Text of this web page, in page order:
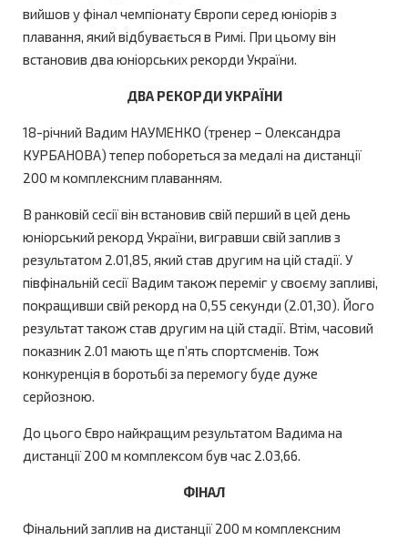
вийшов у фінал чемпіонату Європи серед юніорів з
плавання, який відбувається в Римі. При цьому він
встановив два юніорських рекорди України.
ДВА РЕКОРДИ УКРАЇНИ
18-річний Вадим НАУМЕНКО (тренер – Олександра
КУРБАНОВА) тепер побореться за медалі на дистанції
200 м комплексним плаванням.
В ранковій сесії він встановив свій перший в цей день
юніорський рекорд України, вигравши свій заплив з
результатом 2.01,85, який став другим на цій стадії. У
півфінальній сесії Вадим також переміг у своєму запливі,
покращивши свій рекорд на 0,55 секунди (2.01,30). Його
результат також став другим на цій стадії. Втім, часовий
показник 2.01 мають ще п’ять спортсменів. Тож
конкуренція в боротьбі за перемогу буде дуже
серйозною.
До цього Євро найкращим результатом Вадима на
дистанції 200 м комплексом був час 2.03,66.
ФІНАЛ
Фінальний заплив на дистанції 200 м комплексним